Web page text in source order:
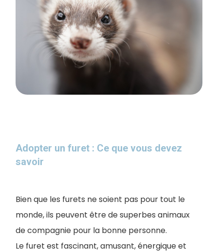
Adopter un furet : Ce que vous devez
savoir
Bien que les furets ne soient pas pour tout le
monde, ils peuvent être de superbes animaux
de compagnie pour la bonne personne.
Le furet est fascinant, amusant, énergique et